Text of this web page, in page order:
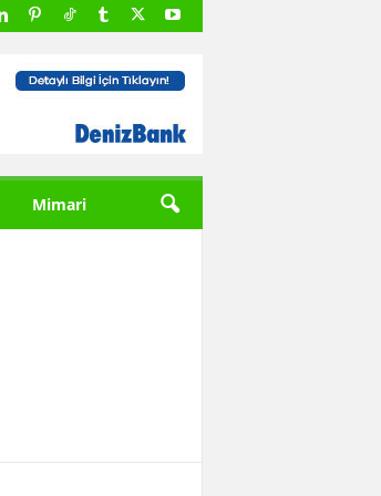
Mimari